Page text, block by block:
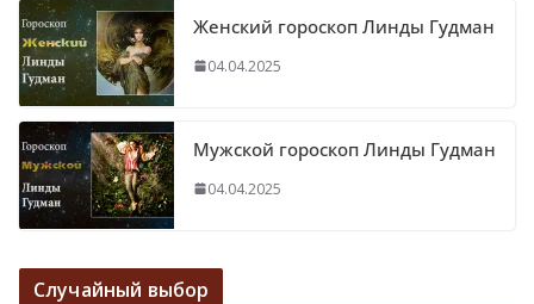
Женский гороскоп Линды Гудман
04.04.2025
Мужской гороскоп Линды Гудман
04.04.2025
Случайный выбор